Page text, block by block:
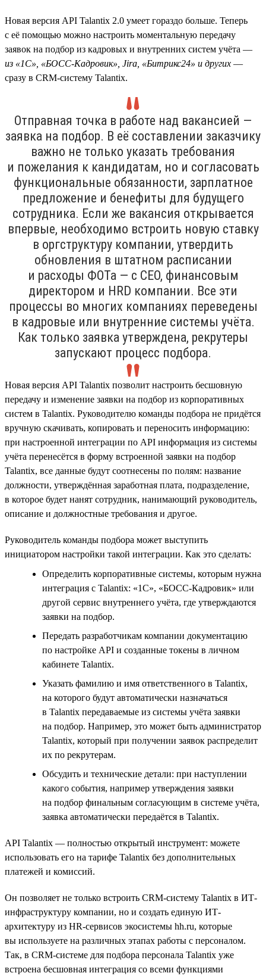
Новая версия API Talantix 2.0 умеет гораздо больше. Теперь
с её помощью можно настроить моментальную передачу
заявок на подбор из кадровых и внутренних систем учёта —
из «1С», «БОСС-Кадровик», Jira, «Битрикс24» и других —
сразу в CRM-систему Talantix.
Отправная точка в работе над вакансией —
заявка на подбор. В её составлении заказчику
важно не только указать требования
и пожелания к кандидатам, но и согласовать
функциональные обязанности, зарплатное
предложение и бенефиты для будущего
сотрудника. Если же вакансия открывается
впервые, необходимо встроить новую ставку
в оргструктуру компании, утвердить
обновления в штатном расписании
и расходы ФОТа — с CEO, финансовым
директором и HRD компании. Все эти
процессы во многих компаниях переведены
в кадровые или внутренние системы учёта.
Как только заявка утверждена, рекрутеры
запускают процесс подбора.
Новая версия API Talantix позволит настроить бесшовную
передачу и изменение заявки на подбор из корпоративных
систем в Talantix. Руководителю команды подбора не придётся
вручную скачивать, копировать и переносить информацию:
при настроенной интеграции по API информация из системы
учёта перенесётся в форму встроенной заявки на подбор
Talantix, все данные будут соотнесены по полям: название
должности, утверждённая заработная плата, подразделение,
в которое будет нанят сотрудник, нанимающий руководитель,
описание и должностные требования и другое.
Руководитель команды подбора может выступить
инициатором настройки такой интеграции. Как это сделать:
Определить корпоративные системы, которым нужна
интеграция с Talantix: «1С», «БОСС-Кадровик» или
другой сервис внутреннего учёта, где утверждаются
заявки на подбор.
Передать разработчикам компании документацию
по настройке API и созданные токены в личном
кабинете Talantix.
Указать фамилию и имя ответственного в Talantix,
на которого будут автоматически назначаться
в Talantix передаваемые из системы учёта заявки
на подбор. Например, это может быть администратор
Talantix, который при получении заявок распределит
их по рекрутерам.
Обсудить и технические детали: при наступлении
какого события, например утверждения заявки
на подбор финальным согласующим в системе учёта,
заявка автоматически передаётся в Talantix.
API Talantix — полностью открытый инструмент: можете
использовать его на тарифе Talantix без дополнительных
платежей и комиссий.
Он позволяет не только встроить CRM-систему Talantix в ИТ-
инфраструктуру компании, но и создать единую ИТ-
архитектуру из HR-сервисов экосистемы hh.ru, которые
вы используете на различных этапах работы с персоналом.
Так, в CRM-системе для подбора персонала Talantix уже
встроена бесшовная интеграция со всеми функциями